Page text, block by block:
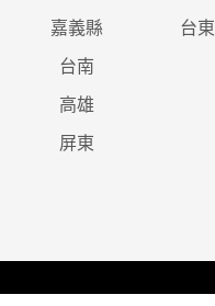
嘉義縣 台東
台南
高雄
屏東